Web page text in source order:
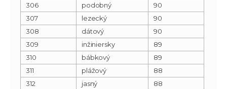
306
podobný
90
307
lezecký
90
308
dátový
90
309
inžiniersky
89
310
bábkový
89
311
plážový
88
312
jasný
88